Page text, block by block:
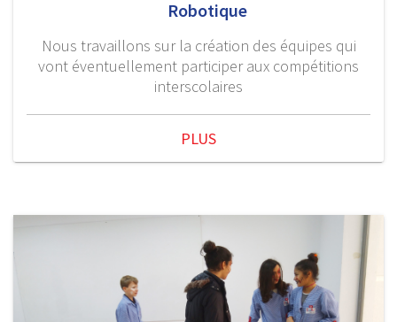
Robotique
Nous travaillons sur la création des équipes qui
vont éventuellement participer aux compétitions
interscolaires
PLUS